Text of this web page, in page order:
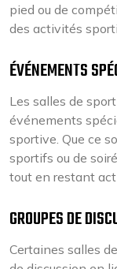
pied ou de
des activités
ÉVÉNEMENTS
Les salles de
événements
sportive. Que ce
sportifs ou de
tout en restant
GROUPES DE
Certaines salles